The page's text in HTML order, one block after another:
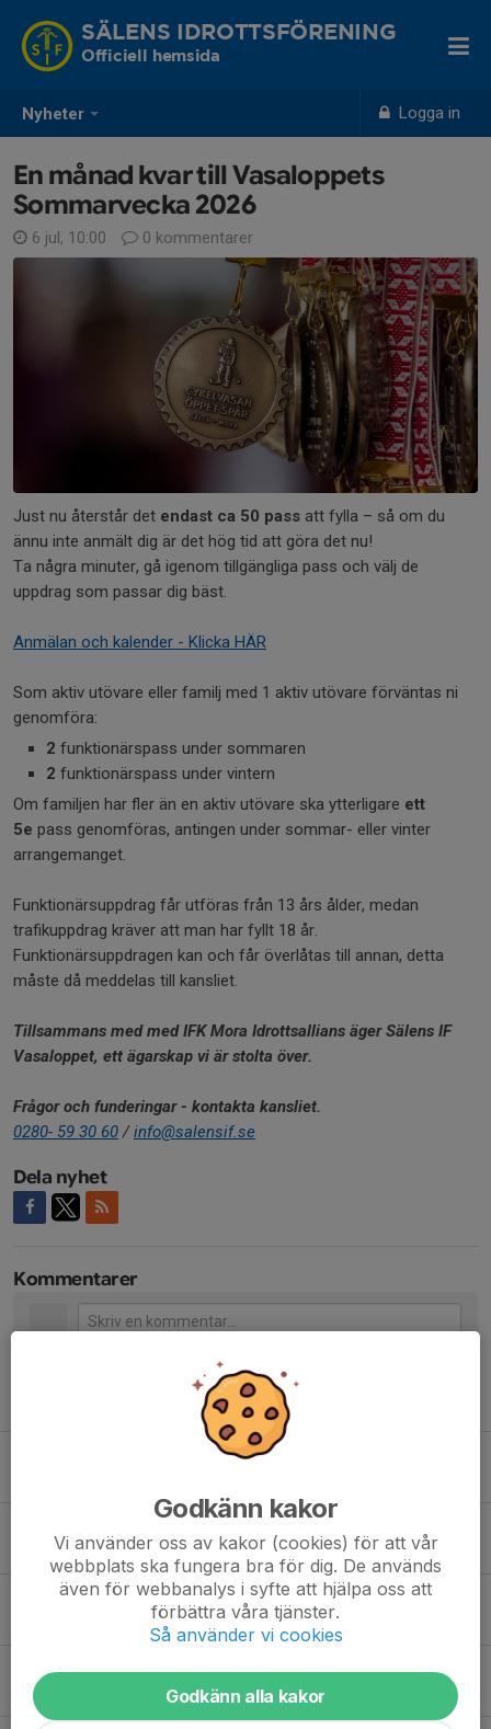
Nyheter Logga in
SÄLENS IDROTTSFÖRENING
Officiell hemsida
En månad kvar till Vasaloppets
Sommarvecka 2026
6 jul, 10:00 0 kommentarer
Just nu återstår det endast ca 50 pass att fylla – så om du
ännu inte anmält dig är det hög tid att göra det nu!
Ta några minuter, gå igenom tillgängliga pass och välj de
uppdrag som passar dig bäst.
Anmälan och kalender - Klicka HÄR
Som aktiv utövare eller familj med 1 aktiv utövare förväntas ni
genomföra:
2 funktionärspass under sommaren
2 funktionärspass under vintern
Om familjen har fler än en aktiv utövare ska ytterligare ett
5e pass genomföras, antingen under sommar- eller vinter
arrangemanget.
Funktionärsuppdrag får utföras från 13 års ålder, medan
trafikuppdrag kräver att man har fyllt 18 år.
Funktionärsuppdragen kan och får överlåtas till annan, detta
måste då meddelas till kansliet.
Tillsammans med med IFK Mora Idrottsallians äger Sälens IF
Vasaloppet, ett ägarskap vi är stolta över.
Frågor och funderingar - kontakta kansliet.
0280- 59 30 60/info@salensif.se
Dela nyhet
Kommentarer
3 aug, 13:30 0
3 aug, 07:40 0
En vecka kvar till Vasaloppets sommarvecka
0
Godkänn kakor
Vi använder oss av kakor (cookies) för att vår
webbplats ska fungera bra för dig. De används
även för webbanalys i syfte att hjälpa oss att
förbättra våra tjänster.
Så använder vi cookies
Godkänn alla kakor